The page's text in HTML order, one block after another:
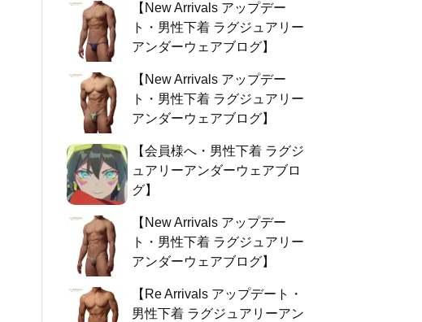
【New Arrivals アップデー
ト・男性下着 ラグジュアリー
アンダーウェアブログ】
【New Arrivals アップデー
ト・男性下着 ラグジュアリー
アンダーウェアブログ】
【会員様へ・男性下着 ラグジ
ュアリーアンダーウェアブロ
グ】
【New Arrivals アップデー
ト・男性下着 ラグジュアリー
アンダーウェアブログ】
【Re Arrivals アップデート・
男性下着 ラグジュアリーアン